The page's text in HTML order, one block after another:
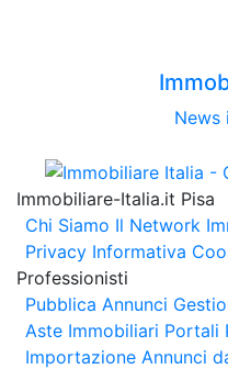
News
Immobiliare-Italia.it Pisa
Chi Siamo Il Network
Privacy Informativa
Professionisti
Pubblica Annunci
Aste Immobiliari Portali
Importazione Annunci